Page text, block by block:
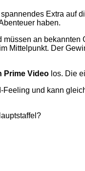
Extra auf
haben.
müssen an bekannten
Mittelpunkt. Der
Prime Video los. Die
und kann